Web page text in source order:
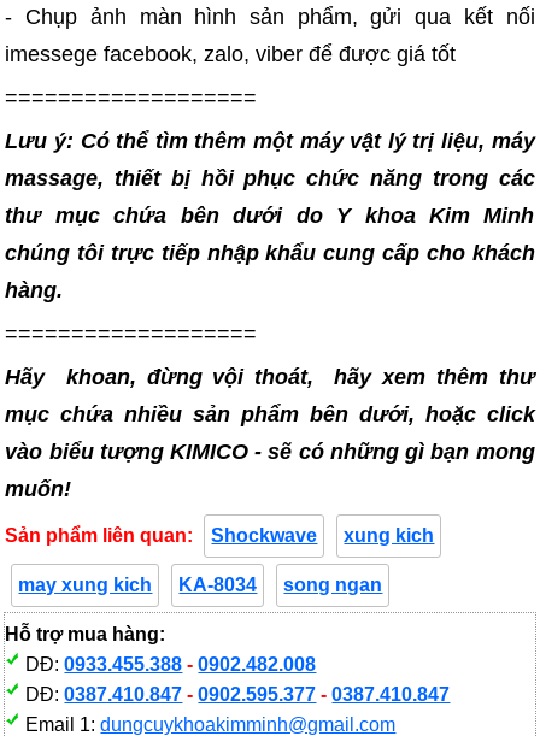
- Chụp ảnh màn hình sản phẩm, gửi qua kết nối
imessege facebook, zalo, viber để được giá tốt
===================
Lưu ý: Có thể tìm thêm một máy vật lý trị liệu, máy
massage, thiết bị hồi phục chức năng trong các
thư mục chứa bên dưới do Y khoa Kim Minh
chúng tôi trực tiếp nhập khẩu cung cấp cho khách
hàng.
===================
Hãy khoan, đừng vội thoát, hãy xem thêm thư
mục chứa nhiều sản phẩm bên dưới, hoặc click
vào biểu tượng KIMICO - sẽ có những gì bạn mong
muốn!
Sản phẩm liên quan: Shockwave xung kich
may xung kich KA-8034 song ngan
Hỗ trợ mua hàng:
DĐ:0933.455.388 -0902.482.008
DĐ:0387.410.847 -0902.595.377 -0387.410.847
Email 1:dungcuykhoakimminh@gmail.com